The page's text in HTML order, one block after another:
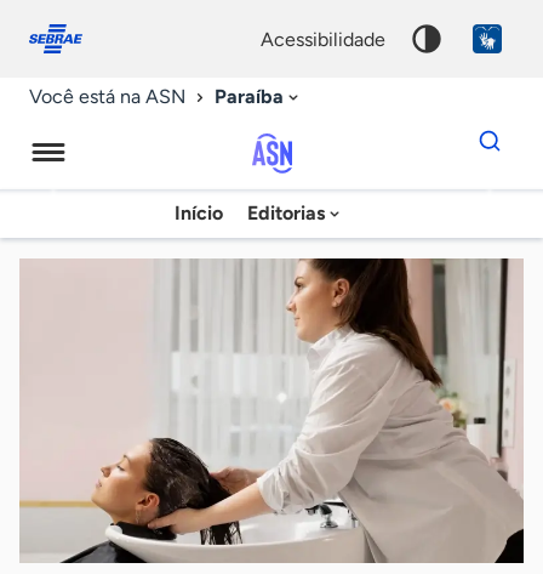
conosco
acessibilidade
Você está na ASN Paraíba
Agência
Sebrae
de
Notícias
Início Editorias
Dados
para
chave